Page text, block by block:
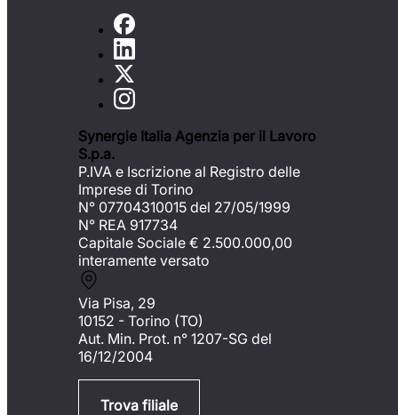
Synergie Italia Agenzia per il Lavoro
S.p.a.
P.IVA e Iscrizione al Registro delle
Imprese di Torino
N° 07704310015 del 27/05/1999
N° REA 917734
Capitale Sociale € 2.500.000,00
interamente versato
Via Pisa, 29
10152 - Torino (TO)
Aut. Min. Prot. n° 1207-SG del
16/12/2004
Trova filiale